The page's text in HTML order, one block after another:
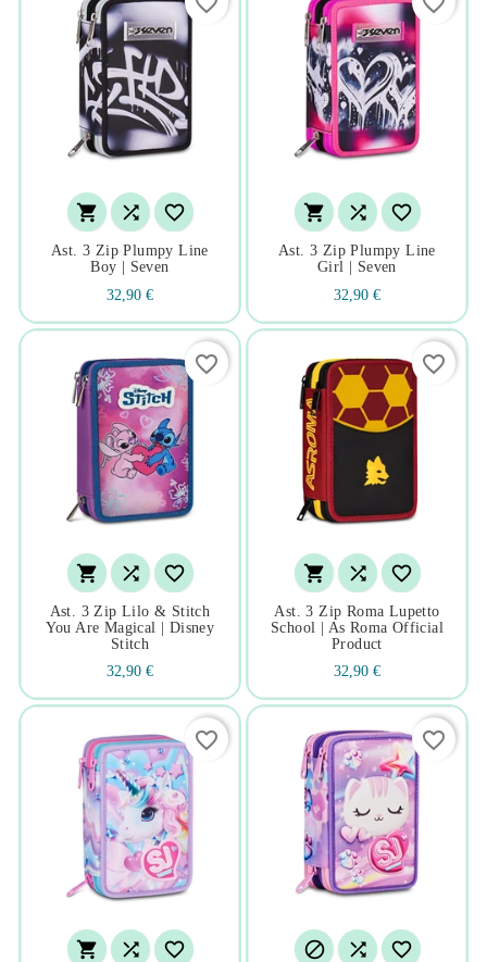
  
Ast. 3 Zip Plumpy Line
Boy | Seven
32,90 €
  
Ast. 3 Zip Plumpy Line
Girl | Seven
32,90 €
  
Ast. 3 Zip Lilo & Stitch
You Are Magical | Disney
Stitch
32,90 €
favorite_border
  
Ast. 3 Zip Roma Lupetto
School | As Roma Official
Product
32,90 €
favorite_border
  
favorite_border
  
favorite_border